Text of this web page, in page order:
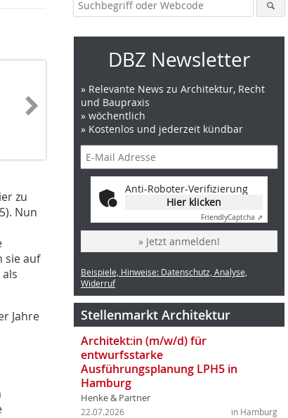
zu
Nun
sie auf
Jahre
DBZ Newsletter
» Relevante News zu Architektur, Recht
und Baupraxis
» wöchentlich
» Kostenlos und jederzeit kündbar
Anti-Roboter-Verifizierung
Hier klicken
FriendlyCaptcha ⇗
» Jetzt anmelden!
Beispiele, Hinweise: Datenschutz, Analyse,
Widerruf
Stellenmarkt Architektur
Architekt:in (m/w/d) für
entwurfsstarke
Ausführungsplanung LPH5 in
Hamburg
Henke & Partner
in Hamburg
22.07.2026